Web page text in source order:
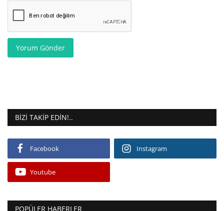
Yorum Gönder
BIZI TAKIP EDIN!..
Facebook Instagram
Youtube
POPÜLER HABERLER